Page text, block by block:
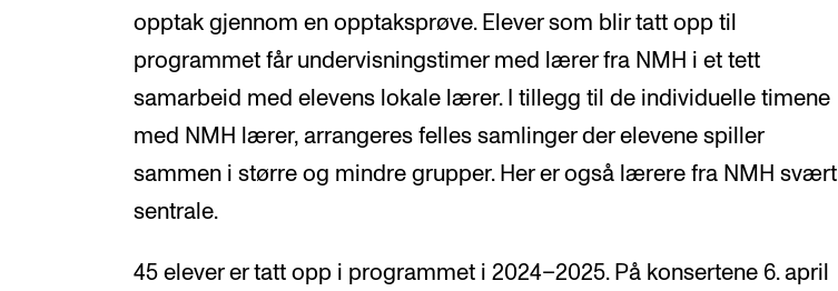
opptak gjennom en opptaksprøve. Elever som blir tatt opp til
programmet får undervisningstimer med lærer fra NMH i et tett
samarbeid med elevens lokale lærer. I tillegg til de individuelle timene
med NMH lærer, arrangeres felles samlinger der elevene spiller
sammen i større og mindre grupper. Her er også lærere fra NMH svært
sentrale.
45 elever er tatt opp i programmet i 2024–2025. På konsertene 6. april